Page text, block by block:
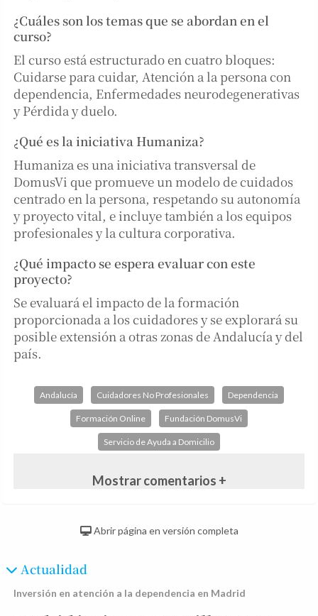
¿Cuáles son los temas que se abordan en el
curso?
El curso está estructurado en cuatro bloques:
Cuidarse para cuidar, Atención a la persona con
dependencia, Enfermedades neurodegenerativas
y Pérdida y duelo.
¿Qué es la iniciativa Humaniza?
Humaniza es una iniciativa transversal de
DomusVi que promueve un modelo de cuidados
centrado en la persona, respetando su autonomía
y proyecto vital, e incluye también a los equipos
profesionales y la cultura corporativa.
¿Qué impacto se espera evaluar con este
proyecto?
Se evaluará el impacto de la formación
proporcionada a los cuidadores y se explorará su
posible extensión a otras zonas de Andalucía y del
país.
Andalucía Cuidadores No Profesionales Dependencia
Formación Online Fundación DomusVi
Servicio de Ayuda a Domicilio
Mostrar comentarios +
Abrir página en versión completa
Actualidad
Inversión en atención a la dependencia en Madrid